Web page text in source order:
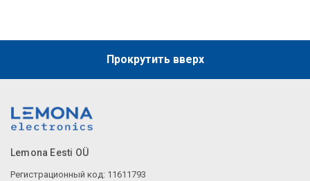
Прокрутить вверх
Lemona Eesti OÜ
Регистрационный код: 11611793